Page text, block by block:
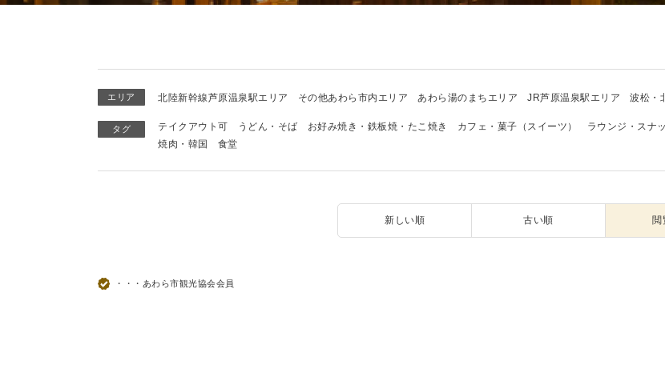
エリア 北陸新幹線芦原温泉駅エリア その他あわら市内エリア あわら湯のまちエリア JR芦原温泉駅エリア 波松・
タグ テイクアウト可 うどん・そば お好み焼き・鉄板焼・たこ焼き カフェ・菓子（スイーツ） ラウンジ・スナ
焼肉・韓国
食堂
新しい順 古い順 閲
・・・あわら市観光協会会員